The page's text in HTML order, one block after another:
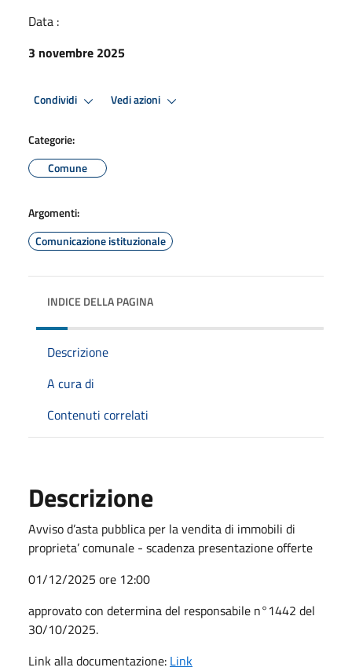
Data :
3 novembre 2025
Condividi Vedi azioni
Categorie:
Comune
Argomenti:
Comunicazione istituzionale
INDICE DELLA PAGINA
Descrizione
A cura di
Contenuti correlati
Descrizione
Avviso d’asta pubblica per la vendita di immobili di
proprieta’ comunale - scadenza presentazione offerte
01/12/2025 ore 12:00
approvato con determina del responsabile n°1442 del
30/10/2025.
Link alla documentazione: Link